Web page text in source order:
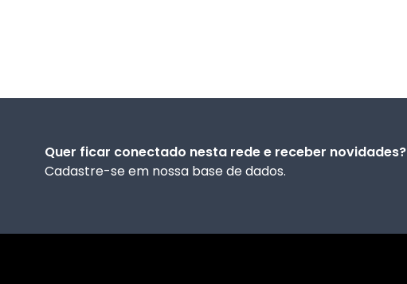
Quer ficar conectado nesta rede e receber novidades?
Cadastre-se em nossa base de dados.